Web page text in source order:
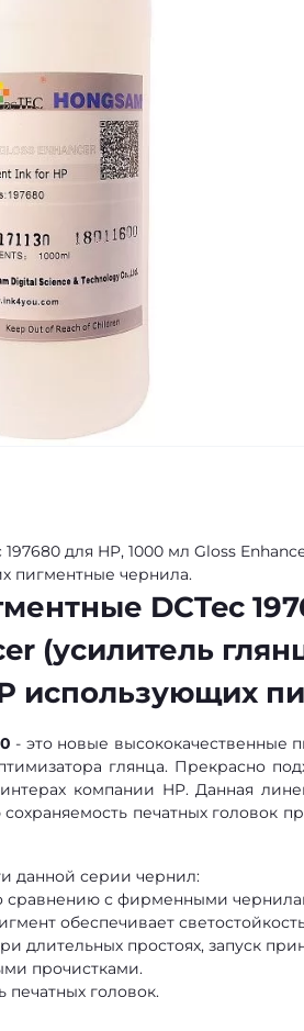
для HP, 1000 мл Gloss
пигментные чернила.
DCTec
(усилитель
использующих
- это новые высококачественные
глянца. Прекрасно
компании HP. Данная
печатных головок
данной серии чернил:
сравнению с фирменными
обеспечивает
длительных простоях, запуск
прочистками.
печатных головок.